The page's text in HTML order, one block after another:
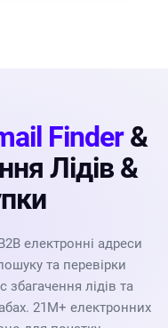
Finder&
Лідів &
електронні адреси
та перевірки
лідів та
21M+ електронних